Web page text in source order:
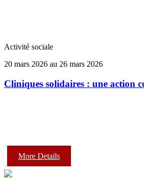
Activité sociale
20 mars 2026 au 26 mars 2026
Cliniques solidaires : une action
More Details